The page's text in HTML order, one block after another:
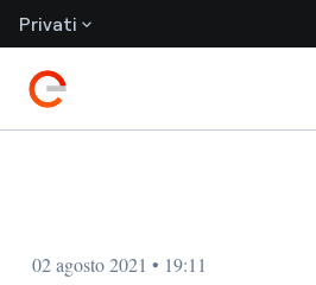
Privati
02 agosto 2021 • 19:11